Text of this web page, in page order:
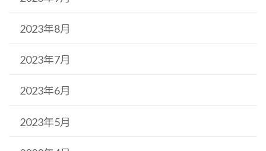
2023年8月
2023年7月
2023年6月
2023年5月